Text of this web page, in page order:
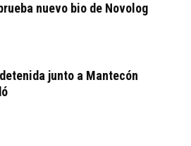
nuevo bio de Novolog
junto a Mantecón